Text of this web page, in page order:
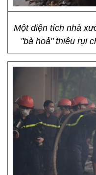
Một diện tích nhà
"bà hoả" thiêu rụi